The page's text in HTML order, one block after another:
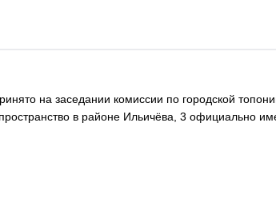
на заседании комиссии по городской
в районе Ильичёва, 3 официально